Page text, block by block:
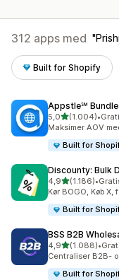
312 apps med
Built for Shopify
Appstle℠
5,0ud af 5 stjerner
(1.004)
1004 anmeldelser
•
Maksimer AOV
Built for
Discounty: Bulk
4,9ud af 5 stjerner
(1.186)
1186 anmeldelser
•
Kør BOGO, Køb
Built for
BSS B2B
4,9ud af 5 stjerner
(1.088)
1088 anmeldelser
•
Centraliser B2B-
Built for